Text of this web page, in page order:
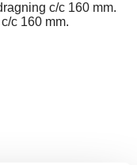
c/c 160 mm.
c 160 mm.